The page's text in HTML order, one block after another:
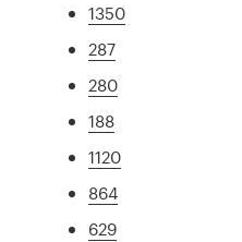
1350
287
280
188
1120
864
629